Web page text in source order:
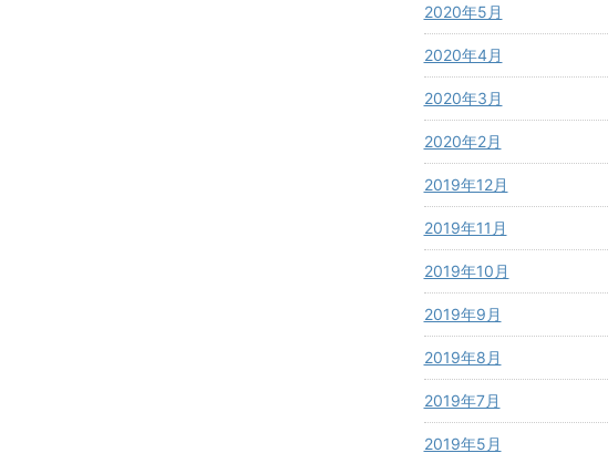
2020年5月
2020年4月
2020年3月
2020年2月
2019年12月
2019年11月
2019年10月
2019年9月
2019年8月
2019年7月
2019年5月